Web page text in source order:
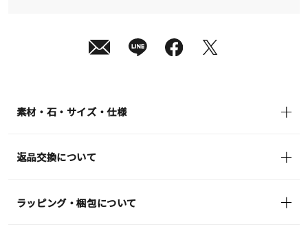
素材・石・サイズ・仕様
返品交換について
ラッピング・梱包について